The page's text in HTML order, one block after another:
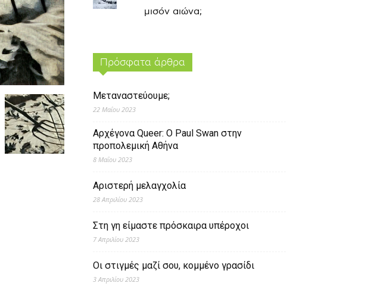
μισόν αιώνα;
Πρόσφατα άρθρα
Μεταναστεύουμε;
22 Μαΐου 2023
Αρχέγονα Queer: O Paul Swan στην
προπολεμική Αθήνα
8 Μαΐου 2023
Αριστερή μελαγχολία
28 Απριλίου 2023
Στη γη είμαστε πρόσκαιρα υπέροχοι
7 Απριλίου 2023
Οι στιγμές μαζί σου, κομμένο γρασίδι
3 Απριλίου 2023